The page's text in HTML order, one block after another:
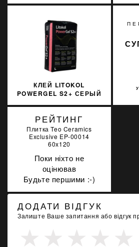
КЛЕЙ LITOKOL
POWERGEL S2+ СЕРЫЙ
РЕЙТИНГ
Плитка Teo Ceramics
Exclusive EP-00014
60x120
Поки ніхто не
оцінював
Будьте першими :-)
ДОДАТИ ВІДГУК
Залиште Ваше запитання або відгук